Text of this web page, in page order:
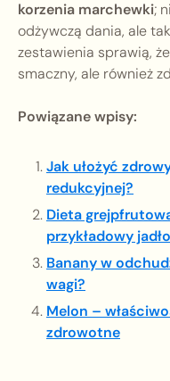
korzenia marchewki;
odżywczą dania, ale
zestawienia sprawią,
smaczny, ale również
Powiązane wpisy:
Jak ułożyć
redukcyjnej?
Dieta
przykładowy
Banany w
wagi?
Melon –
zdrowotne